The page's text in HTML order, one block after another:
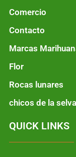
Comercio
Contacto
Marcas
Flor
Rocas lunares
chicos de la selva
QUICK LINKS